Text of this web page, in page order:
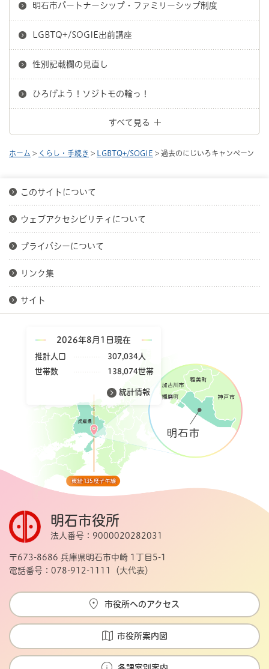
明石市パートナーシップ・ファミリーシップ制度
LGBTQ+/SOGIE出前講座
性別記載欄の見直し
ひろげよう！ソジトモの輪っ！
すべて見る
ホーム > くらし・手続き > LGBTQ+/SOGIE > 過去のにじいろキャンペーン
このサイトについて
ウェブアクセシビリティについて
プライバシーについて
リンク集
サイト
2026年8月1日現在
推計人口
307,034人
世帯数
138,074世帯
統計情報
明石市役所
法人番号：9000020282031
〒673-8686 兵庫県明石市中崎 1丁目5-1
電話番号：078-912-1111（大代表）
市役所へのアクセス
市役所案内図